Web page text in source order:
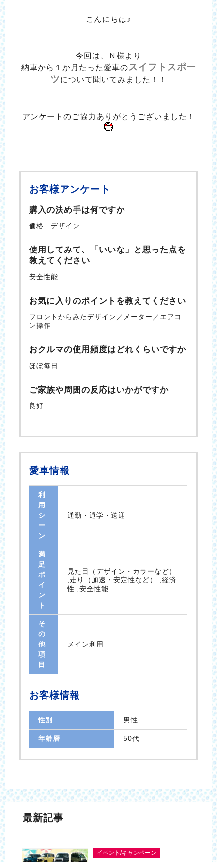
こんにちは♪
今回は、Ｎ様より
納車から１か月たった愛車のスイフトスポー
ツについて聞いてみました！！
アンケートのご協力ありがとうございました！
お客様アンケート
購入の決め手は何ですか
価格 デザイン
使用してみて、「いいな」と思った点を
教えてください
安全性能
お気に入りのポイントを教えてください
フロントからみたデザイン／メーター／エアコ
ン操作
おクルマの使用頻度はどれくらいですか
ほぼ毎日
ご家族や周囲の反応はいかがですか
良好
愛車情報
利
用
シ
ー
ン
通勤・通学・送迎
満
足
ポ
イ
ン
ト
見た目（デザイン・カラーなど）
,走り（加速・安定性など） ,経済
性 ,安全性能
そ
の
他
項
目
メイン利用
お客様情報
性別 男性
年齢層 50代
最新記事
イベント/キャンペーン